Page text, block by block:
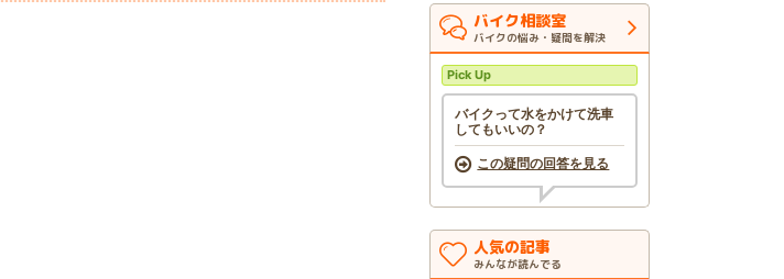
バイク相談室
バイクの悩み・疑問を解決
Pick Up
バイクって水をかけて洗車
してもいいの？
この疑問の回答を見る
人気の記事
みんなが読んでる